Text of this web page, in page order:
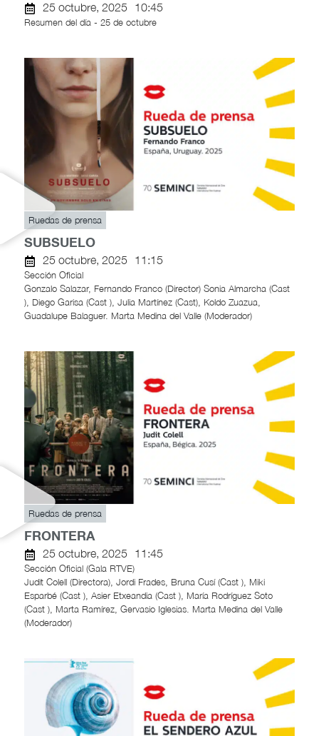
25 octubre, 2025 10:45
Resumen del día - 25 de octubre
Ruedas de prensa
SUBSUELO
25 octubre, 2025 11:15
Sección Oficial
Gonzalo Salazar, Fernando Franco (Director) Sonia Almarcha (Cast
), Diego Garisa (Cast ), Julia Martínez (Cast), Koldo Zuazua,
Guadalupe Balaguer. Marta Medina del Valle (Moderador)
Ruedas de prensa
FRONTERA
25 octubre, 2025 11:45
Sección Oficial (Gala RTVE)
Judit Colell (Directora), Jordi Frades, Bruna Cusí (Cast ), Miki
Esparbé (Cast ), Asier Etxeandia (Cast ), María Rodríguez Soto
(Cast ), Marta Ramírez, Gervasio Iglesias. Marta Medina del Valle
(Moderador)